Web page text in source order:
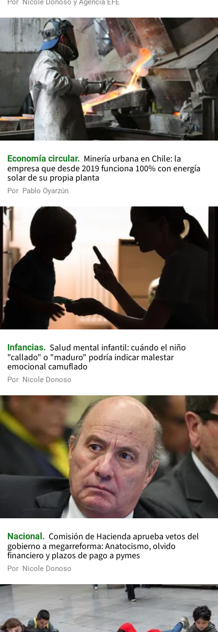
Por Nicole Donoso y Agencia EFE
Economía circular
Minería urbana en Chile: la
empresa que desde 2019 funciona 100% con energía
solar de su propia planta
Por Pablo Oyarzún
Infancias
Salud mental infantil: cuándo el niño
"callado" o "maduro" podría indicar malestar
emocional camuflado
Por Nicole Donoso
Nacional
Comisión de Hacienda aprueba vetos del
gobierno a megarreforma: Anatocismo, olvido
financiero y plazos de pago a pymes
Por Nicole Donoso